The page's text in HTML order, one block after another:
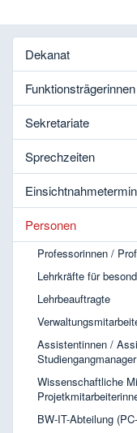
Dekanat
Sekretariate
Sprechzeiten
Personen
Professorinnen /
Lehrkräfte für
Lehrbeauftragte
Assistentinnen /
Studiengangmanager
Wissenschaftliche
BW-IT-Abteilung